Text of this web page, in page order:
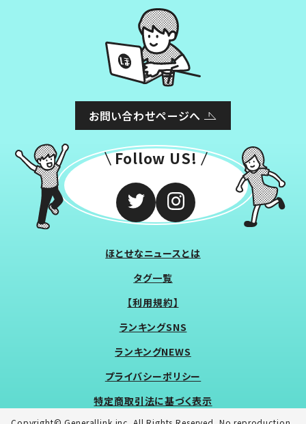
お問い合わせページへ
Follow US!
ほとせなニュースとは
タグ一覧
【利用規約】
ランキングSNS
ランキングNEWS
プライバシーポリシー
特定商取引法に基づく表示